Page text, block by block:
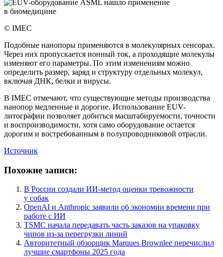
© IMEC
Подобные нанопоры применяются в молекулярных сенсорах.
Через них пропускается ионный ток, а проходящие молекулы
изменяют его параметры. По этим изменениям можно
определить размер, заряд и структуру отдельных молекул,
включая ДНК, белки и вирусы.
В IMEC отмечают, что существующие методы производства
нанопор медленные и дорогие. Использование EUV-
литографии позволяет добиться масштабируемости, точности
и воспроизводимости, хотя само оборудование остается
дорогим и востребованным в полупроводниковой отрасли.
Источник
Похожие записи:
В России создали ИИ-метод оценки тревожности
у собак
OpenAI и Anthropic заявили об экономии времени при
работе с ИИ
TSMC начала передавать часть заказов на упаковку
чипов из-за перегрузки линий
Авторитетный обзорщик Marques Brownlee перечислил
лучшие смартфоны 2025 года